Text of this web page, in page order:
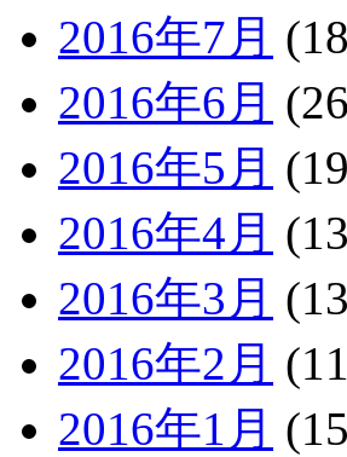
2016年7月
2016年6月
2016年5月
2016年4月
2016年3月
2016年2月
2016年1月